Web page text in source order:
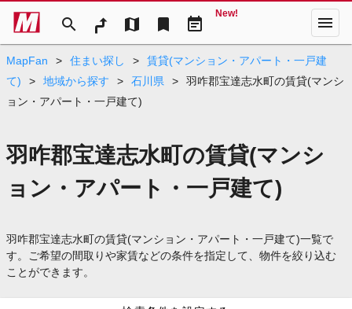
search map bookmark event_note
New! menu
MapFan > 住まい探し >
賃貸(マンション・アパート・一戸建
て)
> 地域から探す > 石川県 >
羽咋郡宝達志水町の賃貸(マンシ
ョン・アパート・一戸建て)
羽咋郡宝達志水町の賃貸(マンシ
ョン・アパート・一戸建て)
羽咋郡宝達志水町の賃貸(マンション・アパート・一戸建て)一覧で
す。ご希望の間取りや家賃などの条件を指定して、物件を絞り込む
ことができます。